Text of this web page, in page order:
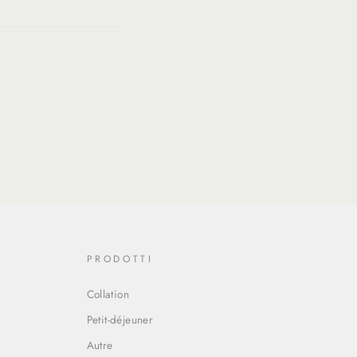
PRODOTTI
Collation
Petit-déjeuner
Autre